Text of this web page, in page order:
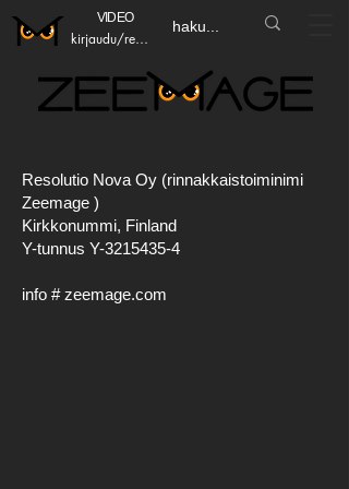
VIDEO
kirjaudu/rekisteröidy
Resolutio Nova Oy (rinnakkaistoiminimi
Zeemage )
Kirkkonummi, Finland
Y-tunnus Y-3215435-4
info # zeemage.com